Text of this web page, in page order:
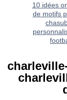
10 idées
de motifs